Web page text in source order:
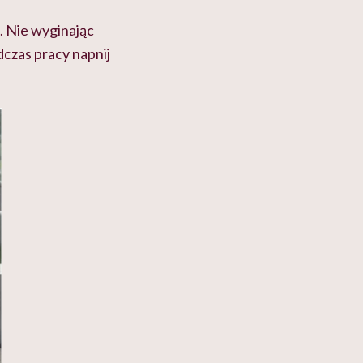
Nie wyginając
pracy napnij